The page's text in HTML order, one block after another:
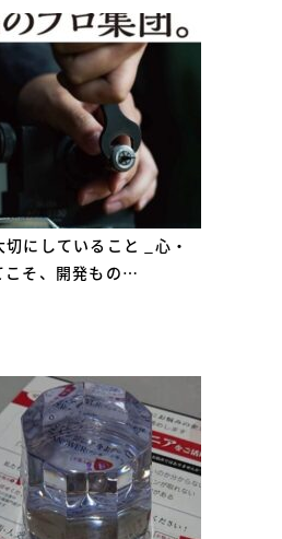
切にしていること _心・
こそ、開発もの…